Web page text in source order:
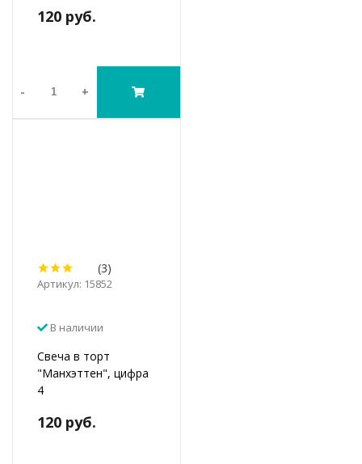
120 руб.
- +
(3)
Артикул: 15852
В наличии
Свеча в торт
"Манхэттен", цифра
4
120 руб.